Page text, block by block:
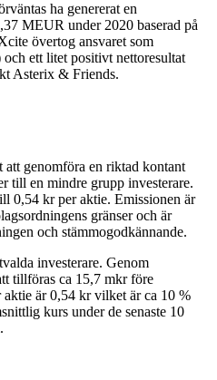
ha genererat en
MEUR under 2020 baserad på
övertog ansvaret som
ett litet positivt nettoresultat
Asterix & Friends.
att genomföra en riktad kontant
till en mindre grupp investerare.
0,54 kr per aktie. Emissionen är
gränser och är
och stämmogodkännande.
investerare. Genom
tillföras ca 15,7 mkr före
aktie är 0,54 kr vilket är ca 10 %
kurs under de senaste 10